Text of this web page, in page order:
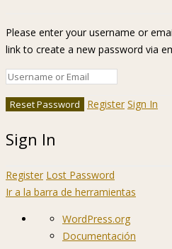
Please enter your username or
link to create a new password via
Register Sign In
Sign In
Register Lost Password
Ir a la barra de herramientas
AcercaWordPress.org
Documentación